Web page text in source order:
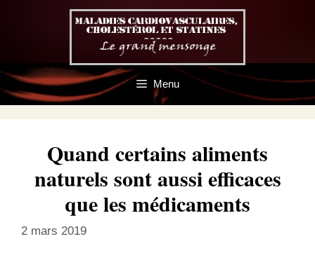
Menu
Quand certains aliments
naturels sont aussi efficaces
que les médicaments
2 mars 2019